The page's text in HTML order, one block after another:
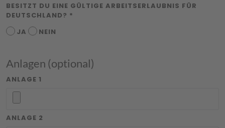
BESITZT DU EINE GÜLTIGE ARBEITSERLAUBNIS FÜR
DEUTSCHLAND? *
JA
NEIN
Anlagen (optional)
ANLAGE 1
ANLAGE 2